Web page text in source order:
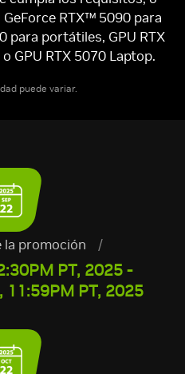
RTX™ 5090 para
para portátiles, GPU RTX
GPU RTX 5070 Laptop.
puede variar.
la promoción /
PT, 2025 -
PT, 2025